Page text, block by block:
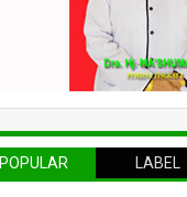
POPULAR LABEL